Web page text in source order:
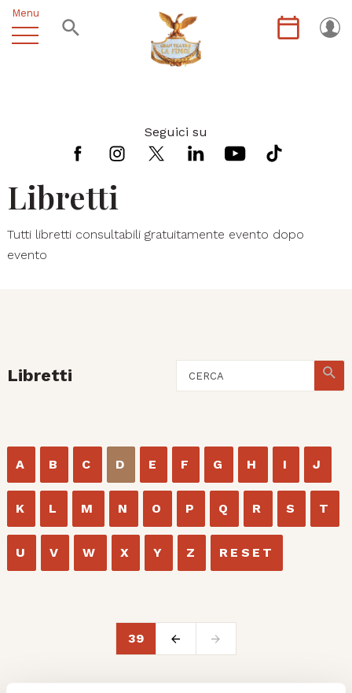
Menu
Seguici su
Libretti
Tutti libretti consultabili gratuitamente evento dopo
evento
Libretti
A B C D E F G H I J
K L M N O P Q R S T
U V W X Y Z RESET
39